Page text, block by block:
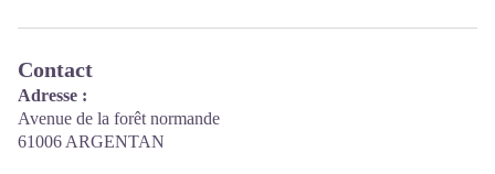
Contact
Adresse :
Avenue de la forêt normande
61006 ARGENTAN